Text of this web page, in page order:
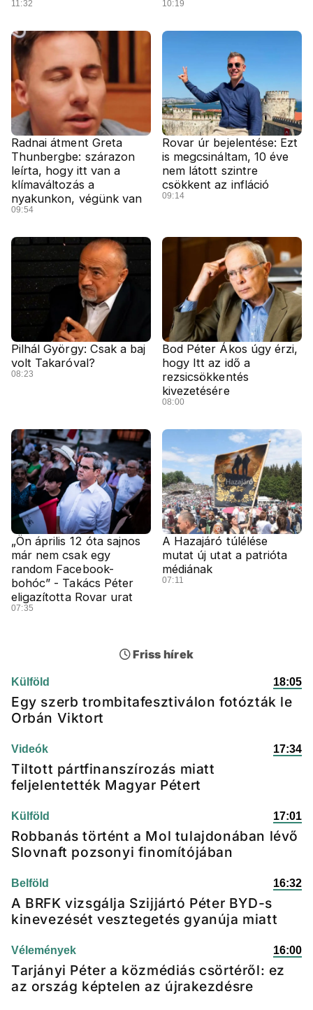
11:32 10:19
Radnai átment Greta
Thunbergbe: szárazon
leírta, hogy itt van a
klímaváltozás a
nyakunkon, végünk van
09:54
Rovar úr bejelentése: Ezt
is megcsináltam, 10 éve
nem látott szintre
csökkent az infláció
09:14
Pilhál György: Csak a baj
volt Takaróval?
08:23
Bod Péter Ákos úgy érzi,
hogy Itt az idő a
rezsicsökkentés
kivezetésére
08:00
„Ön április 12 óta sajnos
már nem csak egy
random Facebook-
bohóc” - Takács Péter
eligazította Rovar urat
07:35
A Hazajáró túlélése
mutat új utat a patrióta
médiának
07:11
Friss hírek
Külföld 18:05
Egy szerb trombitafesztiválon fotózták le
Orbán Viktort
Videók 17:34
Tiltott pártfinanszírozás miatt
feljelentették Magyar Pétert
Külföld 17:01
Robbanás történt a Mol tulajdonában lévő
Slovnaft pozsonyi finomítójában
Belföld 16:32
A BRFK vizsgálja Szijjártó Péter BYD-s
kinevezését vesztegetés gyanúja miatt
Vélemények 16:00
Tarjányi Péter a közmédiás csörtéről: ez
az ország képtelen az újrakezdésre